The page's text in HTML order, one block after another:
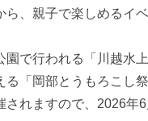
ら、親子で楽しめるイ
園で行われる「川越水
る「岡部とうもろこし
されますので、2026年